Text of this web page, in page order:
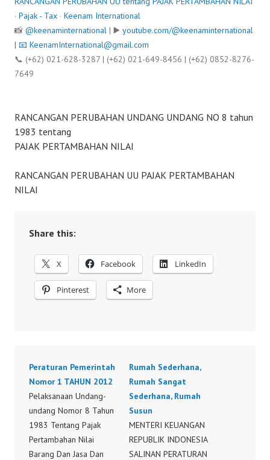
· Pajak - Tax · Keenam International
📸 @keenaminternational | ▶️ youtube.com/@keenaminternational
| 📧 KeenamInternational@gmail.com
📞 (+62) 021-628-3287 | (+62) 021-649-8456 | (+62) 0852-8276-
7649
RANCANGAN PERUBAHAN UNDANG UNDANG NO 8 tahun
1983 tentang
PAJAK PERTAMBAHAN NILAI
RANCANGAN PERUBAHAN UU PAJAK PERTAMBAHAN
NILAI
Share this:
X Facebook LinkedIn
Pinterest More
Peraturan Pemerintah
Nomor 1 TAHUN 2012
Pelaksanaan Undang-
undang Nomor 8 Tahun
1983 Tentang Pajak
Pertambahan Nilai
Barang Dan Jasa Dan
Rumah Sederhana,
Rumah Sangat
Sederhana, Rumah
Susun
MENTERI KEUANGAN
REPUBLIK INDONESIA
SALINAN PERATURAN